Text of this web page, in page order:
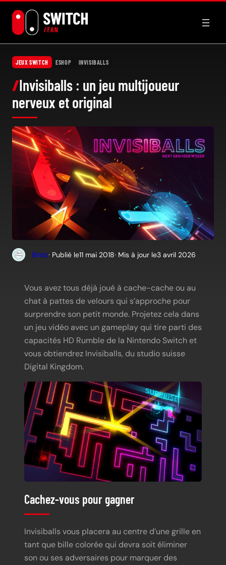
contenu
JEUX SWITCH ESHOP INVISIBALLS
Invisiballs : un jeu multijoueur
nerveux et original
Birdo· Publié le11 mai 2018· Mis à jour le3 avril 2026
Vous avez tous déjà joué à cache-cache ou au
chat à pattes de velours qui s’approche pour
surprendre son petit monde. Projetez cela dans
un jeu vidéo avec un gameplay qui tire parti des
capacités HD Rumble de la Nintendo Switch et
vous obtiendrez Invisiballs, du studio suisse
Digital Kingdom.
Cachez-vous pour gagner
Invisiballs vous placera au centre d’une grille en
tant que bille colorée qui devra soit éliminer
son ou ses adversaires pour marquer des